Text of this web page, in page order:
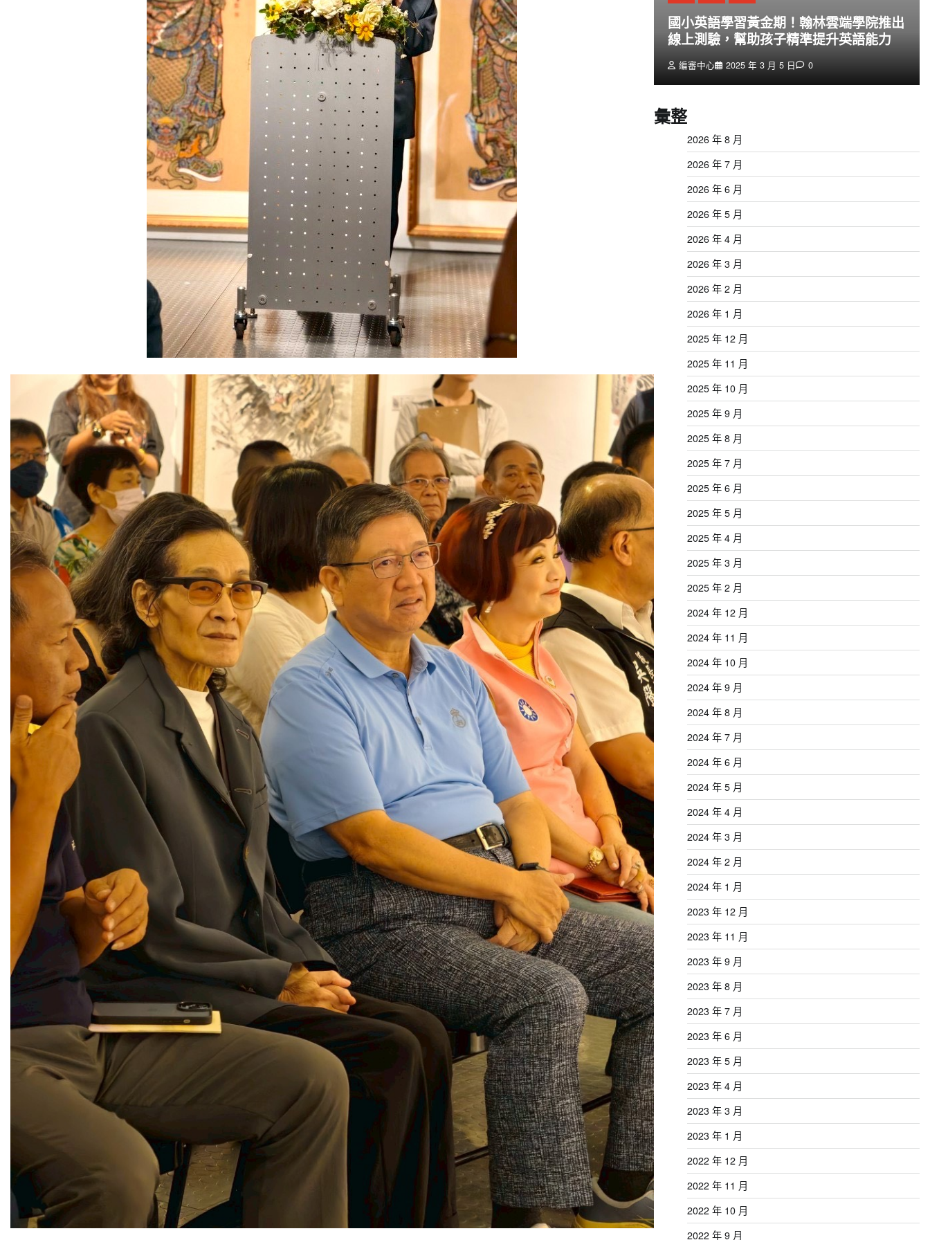
名間高山茶製茶第三代[融合]政和白茶 創
立國際新品牌
編輯中心 2024 年 12 月 17 日
國小英語學習黃金期！翰林雲端學院推出
線上測驗，幫助孩子精準提升英語能力
編審中心 2025 年 3 月 5 日 0
彙整
2026 年 8 月
2026 年 7 月
2026 年 6 月
2026 年 5 月
2026 年 4 月
2026 年 3 月
2026 年 2 月
2026 年 1 月
2025 年 12 月
2025 年 11 月
2025 年 10 月
2025 年 9 月
2025 年 8 月
2025 年 7 月
2025 年 6 月
2025 年 5 月
2025 年 4 月
2025 年 3 月
2025 年 2 月
2024 年 12 月
2024 年 11 月
2024 年 10 月
2024 年 9 月
2024 年 8 月
2024 年 7 月
2024 年 6 月
2024 年 5 月
2024 年 4 月
2024 年 3 月
2024 年 2 月
2024 年 1 月
2023 年 12 月
2023 年 11 月
2023 年 9 月
2023 年 8 月
2023 年 7 月
2023 年 6 月
2023 年 5 月
2023 年 4 月
2023 年 3 月
2023 年 1 月
2022 年 12 月
2022 年 11 月
2022 年 10 月
2022 年 9 月